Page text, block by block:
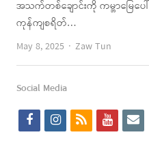
အသက်တစ်ချောင်းကို ကမ္ဘာမြေပေ
ကုန်ကျစရိတ်…
May 8, 2025
Author
Zaw Tun
Social Media
f
i
r
y
e